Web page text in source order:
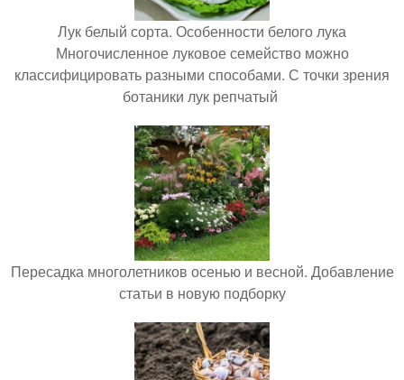
Лук белый сорта. Особенности белого лука
Многочисленное луковое семейство можно
классифицировать разными способами. С точки зрения
ботаники лук репчатый
Пересадка многолетников осенью и весной. Добавление
статьи в новую подборку